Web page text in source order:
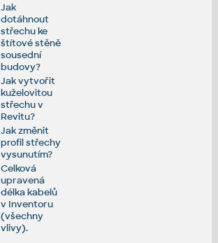
Jak
dotáhnout
střechu ke
štítové stěně
sousední
budovy?
Jak vytvořit
kuželovitou
střechu v
Revitu?
Jak změnit
profil střechy
vysunutím?
Celková
upravená
délka kabelů
v Inventoru
(všechny
vlivy).